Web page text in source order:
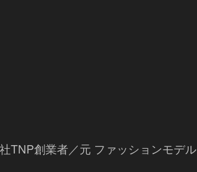
TNP創業者／元 ファッションモデル